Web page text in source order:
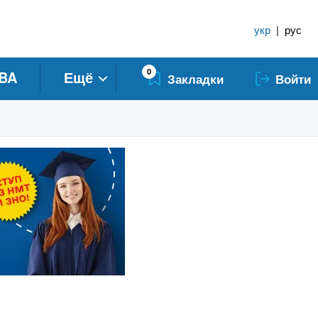
укр | рус
Ещё 0 Закладки Войти